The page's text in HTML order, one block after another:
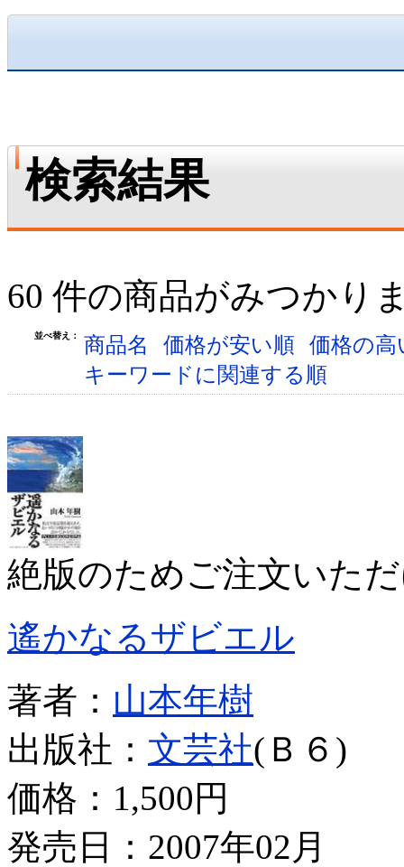
検索結果
60 件の商品がみつかり
並べ替え： 商品名 価格が安い順 価格の
キーワードに関連する順
絶版のためご注文いた
遙かなるザビエル
著者： 山本年樹
出版社： 文芸社(Ｂ６)
価格： 1,500円
発売日：2007年02月